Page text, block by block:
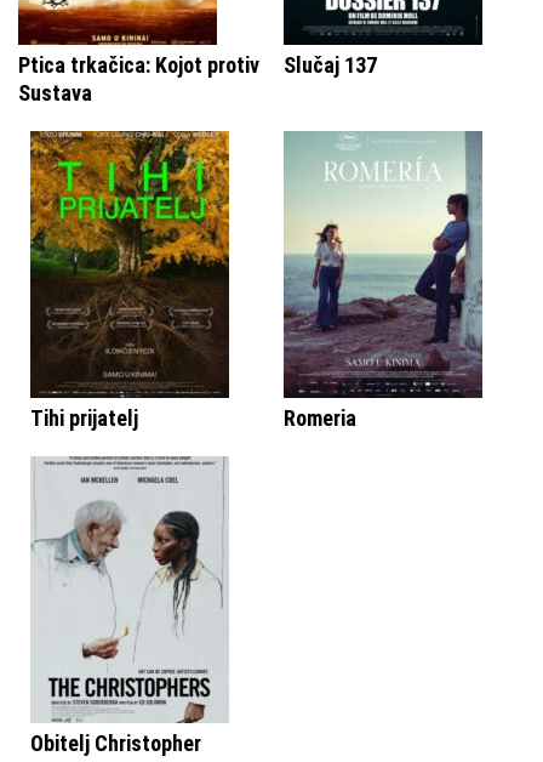
Ptica trkačica: Kojot protiv
Sustava
Slučaj 137
Tihi prijatelj Romeria
Obitelj Christopher